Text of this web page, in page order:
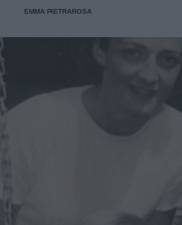
EMMA PIETRAROSA